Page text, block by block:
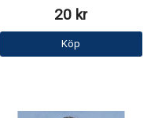
20 kr
Köp